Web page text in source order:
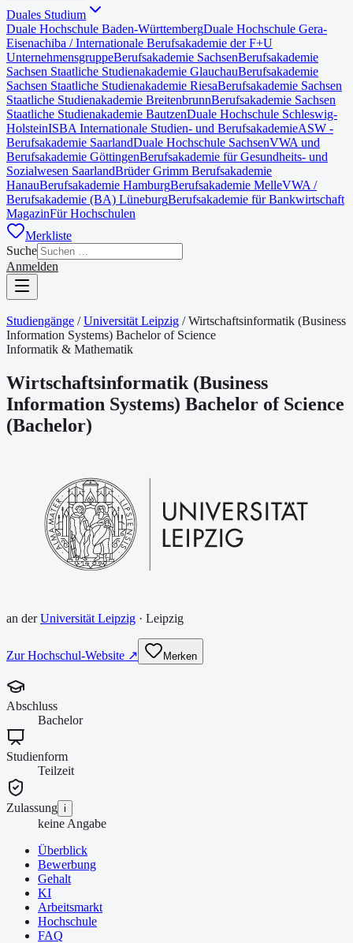
Duales Studium
Duale Hochschule Baden-WürttembergDuale Hochschule Gera-
Eisenachiba / Internationale Berufsakademie der F+U
UnternehmensgruppeBerufsakademie SachsenBerufsakademie
Sachsen Staatliche Studienakademie GlauchauBerufsakademie
Sachsen Staatliche Studienakademie RiesaBerufsakademie Sachsen
Staatliche Studienakademie BreitenbrunnBerufsakademie Sachsen
Staatliche Studienakademie BautzenDuale Hochschule Schleswig-
HolsteinISBA Internationale Studien- und BerufsakademieASW -
Berufsakademie SaarlandDuale Hochschule SachsenVWA und
Berufsakademie GöttingenBerufsakademie für Gesundheits- und
Sozialwesen SaarlandBrüder Grimm Berufsakademie
HanauBerufsakademie HamburgBerufsakademie MelleVWA /
Berufsakademie (BA) LüneburgBerufsakademie für Bankwirtschaft
MagazinFür Hochschulen
Merkliste
Suche
Anmelden
Studiengänge / Universität Leipzig /Wirtschaftsinformatik (Business
Information Systems) Bachelor of Science
Informatik & Mathematik
Wirtschaftsinformatik (Business
Information Systems) Bachelor of Science
(Bachelor)
an derUniversität Leipzig · Leipzig
Zur Hochschul-Website ↗ Merken
Abschluss
Bachelor
Studienform
Teilzeit
Zulassung i
keine Angabe
Überblick
Bewerbung
Gehalt
KI
Arbeitsmarkt
Hochschule
FAQ